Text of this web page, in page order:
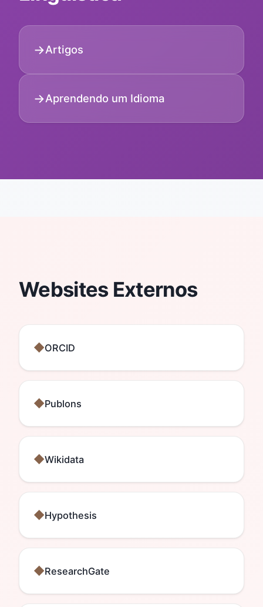
Artigos
Aprendendo um Idioma
Websites Externos
ORCID
Publons
Wikidata
Hypothesis
ResearchGate